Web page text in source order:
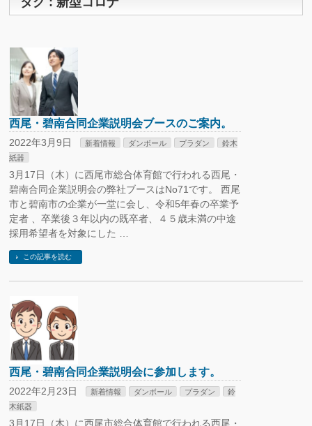
西尾・碧南合同企業説明会ブースのご案内。
2022年3月9日 新着情報 ダンボール プラダン
鈴木
紙器
3月17日（木）に西尾市総合体育館で行われる西尾・
碧南合同企業説明会の弊社ブースはNo71です。 西尾
市と碧南市の企業が一堂に会し、令和5年春の卒業予
定者 、卒業後３年以内の既卒者、４５歳未満の中途
採用希望者を対象にした …
この記事を読む
西尾・碧南合同企業説明会に参加します。
2022年2月23日 新着情報 ダンボール プラダン
鈴
木紙器
3月17日（木）に西尾市総合体育館で行われる西尾・